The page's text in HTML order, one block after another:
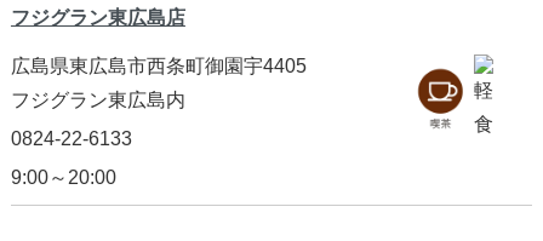
フジグラン東広島店
広島県東広島市西条町御園宇4405
フジグラン東広島内
0824-22-6133
9:00～20:00